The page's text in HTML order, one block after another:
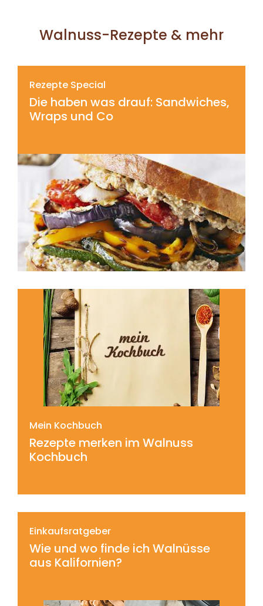
Walnuss-Rezepte & mehr
Rezepte Special
Die haben was drauf: Sandwiches,
Wraps und Co
Mein Kochbuch
Rezepte merken im Walnuss
Kochbuch
Einkaufsratgeber
Wie und wo finde ich Walnüsse
aus Kalifornien?